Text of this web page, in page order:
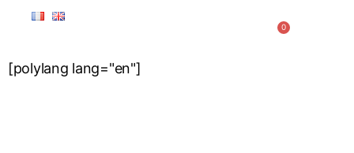
[polylang lang="en"]
0